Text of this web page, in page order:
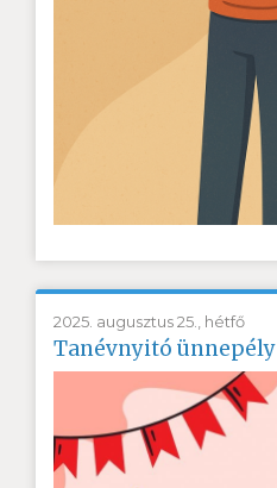
2025. augusztus 25., hétfő
Tanévnyitó ünnepély